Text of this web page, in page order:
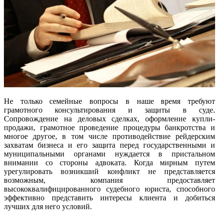
Не только семейные вопросы в наше время требуют
грамотного консультирования и защиты в суде.
Сопровождение на деловых сделках, оформление купли-
продажи, грамотное проведение процедуры банкротства и
многое другое, в том числе противодействие рейдерским
захватам бизнеса и его защита перед государственными и
муниципальными органами нуждается в пристальном
внимании со стороны адвоката. Когда мирным путем
урегулировать возникший конфликт не представляется
возможным, компания предоставляет
высококвалифицированного судебного юриста, способного
эффективно представить интересы клиента и добиться
лучших для него условий.